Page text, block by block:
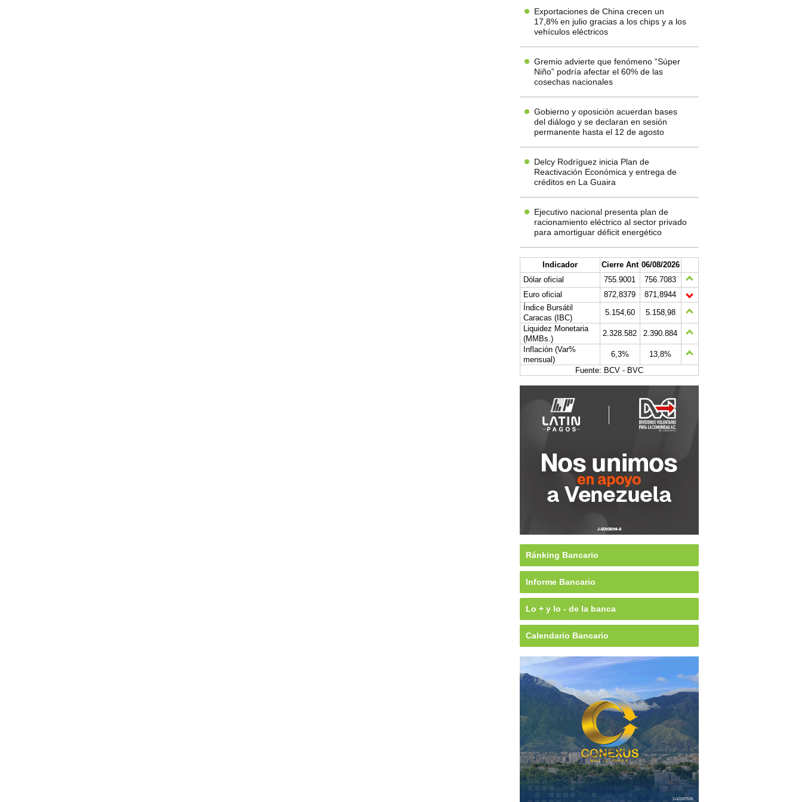
Exportaciones de China crecen un
17,8% en julio gracias a los chips y a los
vehículos eléctricos
Gremio advierte que fenómeno “Súper
Niño” podría afectar el 60% de las
cosechas nacionales
Gobierno y oposición acuerdan bases
del diálogo y se declaran en sesión
permanente hasta el 12 de agosto
Delcy Rodríguez inicia Plan de
Reactivación Económica y entrega de
créditos en La Guaira
Ejecutivo nacional presenta plan de
racionamiento eléctrico al sector privado
para amortiguar déficit energético
Indicador Cierre Ant 06/08/2026
Dólar oficial
755.9001
756.7083
Euro oficial
872,8379
871,8944
Índice Bursátil
Caracas (IBC)
5.154,60
5.158,98
Liquidez Monetaria
(MMBs.)
2.328.582
2.390.884
Inflación (Var%
mensual)
6,3%
13,8%
Fuente: BCV - BVC
Ránking Bancario
Informe Bancario
Lo + y lo - de la banca
Calendario Bancario